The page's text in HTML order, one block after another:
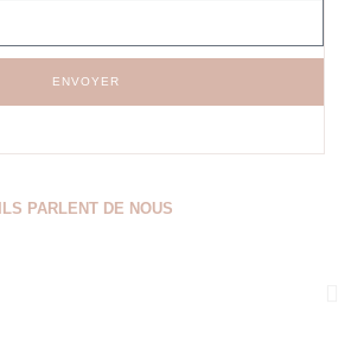
ENVOYER
ILS PARLENT DE NOUS